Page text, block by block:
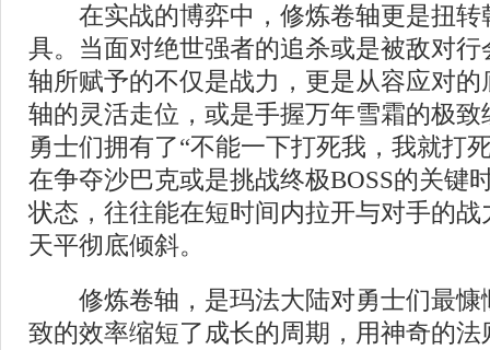
在实战的博弈中，修炼卷轴更是扭转
具。当面对绝世强者的追杀或是被敌对
轴所赋予的不仅是战力，更是从容应对
轴的灵活走位，或是手握万年雪霜的极
勇士们拥有了“不能一下打死我，我就打
在争夺沙巴克或是挑战终极BOSS的关键
状态，往往能在短时间内拉开与对手的
天平彻底倾斜。
修炼卷轴，是玛法大陆对勇士们最慷
致的效率缩短了成长的周期，用神奇的